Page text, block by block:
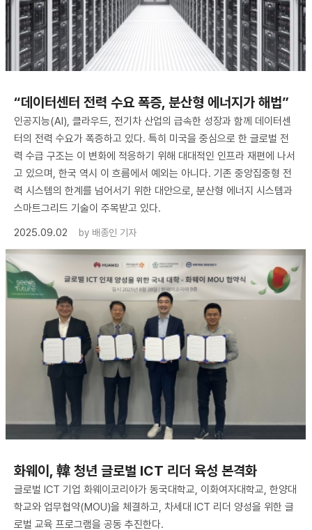
“데이터센터 전력 수요 폭증, 분산형 에너지가 해법”
인공지능(AI), 클라우드, 전기차 산업의 급속한 성장과 함께 데이터센
터의 전력 수요가 폭증하고 있다. 특히 미국을 중심으로 한 글로벌 전
력 수급 구조는 이 변화에 적응하기 위해 대대적인 인프라 재편에 나서
고 있으며, 한국 역시 이 흐름에서 예외는 아니다. 기존 중앙집중형 전
력 시스템의 한계를 넘어서기 위한 대안으로, 분산형 에너지 시스템과
스마트그리드 기술이 주목받고 있다.
2025.09.02
by 배종인 기자
화웨이, 韓 청년 글로벌 ICT 리더 육성 본격화
글로벌 ICT 기업 화웨이코리아가 동국대학교, 이화여자대학교, 한양대
학교와 업무협약(MOU)을 체결하고, 차세대 ICT 리더 양성을 위한 글
로벌 교육 프로그램을 공동 추진한다.